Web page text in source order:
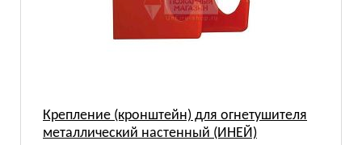
Крепление (кронштейн) для огнетушителя
металлический настенный (ИНЕЙ)